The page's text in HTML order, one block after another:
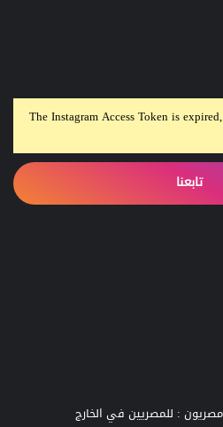
The Instagram Access Token is
تابعنا
مصريون : للمصريين في الخارج